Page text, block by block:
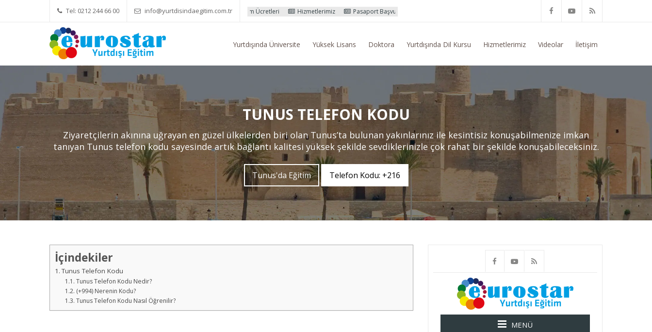
Tel: 0212 244 66 00 info@yurtdisindaegitim.com.tr
Yök Denkliği Önemli Eğitim Ücretleri Hizmetlerimiz Pasaport Başvuru İşlemleri Yurtdışı Eğitim Konusunda Genel Bilgi Talep Ediyorum
Yurtdışında Üniversite Yüksek Lisans Doktora Yurtdışında Dil Kursu Hizmetlerimiz Videolar İletişim
TUNUS TELEFON KODU
Ziyaretçilerin akınına uğrayan en güzel ülkelerden biri olan Tunus’ta bulunan yakınlarınız ile kesintisiz konuşabilmenize imkan
tanıyan Tunus telefon kodu sayesinde artık bağlantı kalitesi yüksek şekilde sevdiklerinizle çok rahat bir şekilde konuşabileceksiniz.
Tunus'da Eğitim Telefon Kodu: +216
İçindekiler
Tunus Telefon Kodu
Tunus Telefon Kodu Nedir?
(+994) Nerenin Kodu?
Tunus Telefon Kodu Nasıl Öğrenilir?